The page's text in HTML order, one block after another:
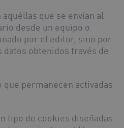
aquéllas que se envían al
desde un equipo o
por el editor, sino por
obtenidos través de
que permanecen activadas
tipo de cookies diseñadas